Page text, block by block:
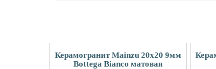
Керамогранит Mainzu 20x20 9мм
Bottega Bianco матовая